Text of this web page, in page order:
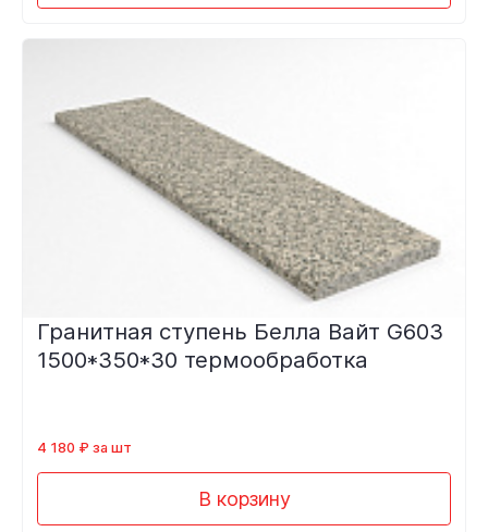
Гранитная ступень Белла Вайт G603
1500*350*30 термообработка
4 180 ₽ за шт
В корзину